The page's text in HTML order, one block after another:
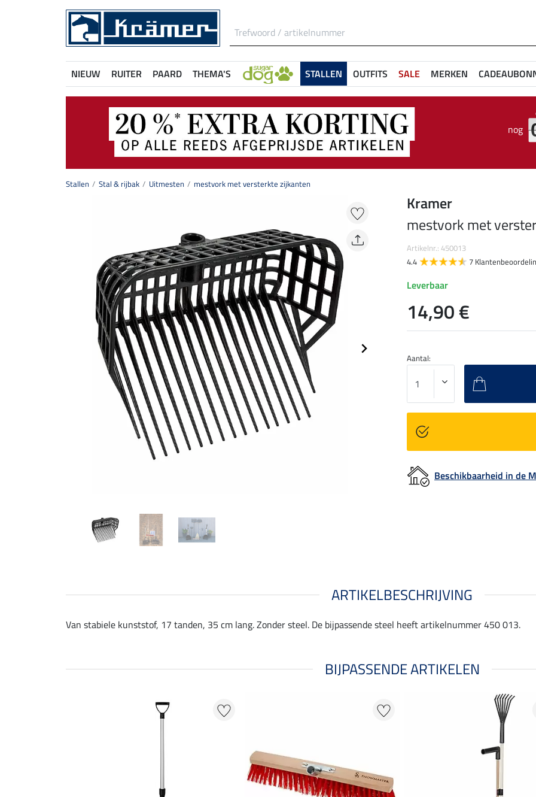
NIEUW RUITER PAARD THEMA'S STALLEN OUTFITS SALE MERKEN
nog
Stallen Stal & rijbak Uitmesten mestvork met versterkte zijkanten
Kramer
mestvork met
Artikelnr.: 450013
4.4
7
Leverbaar
14,90 €
Aantal:
Beschikbaarheid in de
ARTIKELBESCHRIJVING
Van stabiele kunststof, 17 tanden, 35 cm lang. Zonder steel. De bijpassende steel heeft artikelnummer 450 013.
BIJPASSENDE ARTIKELEN